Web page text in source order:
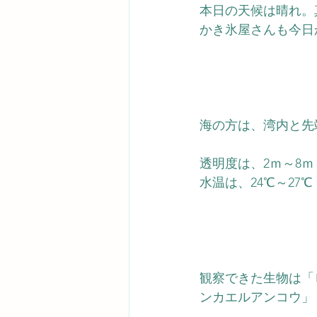
本日の天候は晴れ
かき氷屋さんも今
海の方は、湾内と
透明度は、2ｍ～8ｍ
水温は、24℃～27℃
観察できた生物は
ンカエルアンコウ